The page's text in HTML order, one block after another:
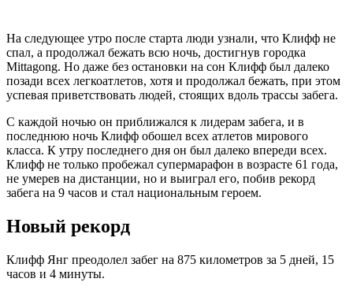
На следующее утро после старта люди узнали, что Клифф не
спал, а продолжал бежать всю ночь, достигнув городка
Mittagong. Но даже без остановки на сон Клифф был далеко
позади всех легкоатлетов, хотя и продолжал бежать, при этом
успевая приветствовать людей, стоящих вдоль трассы забега.
С каждой ночью он приближался к лидерам забега, и в
последнюю ночь Клифф обошел всех атлетов мирового
класса. К утру последнего дня он был далеко впереди всех.
Клифф не только пробежал супермарафон в возрасте 61 года,
не умерев на дистанции, но и выиграл его, побив рекорд
забега на 9 часов и стал национальным героем.
Новый рекорд
Клифф Янг преодолел забег на 875 километров за 5 дней, 15
часов и 4 минуты.